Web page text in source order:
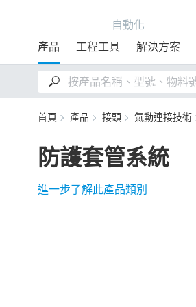
自動化
產品
工程工具 解決方案
首頁 產品 接頭 氣動連接技術
防護套管系統
進一步了解此產品類別